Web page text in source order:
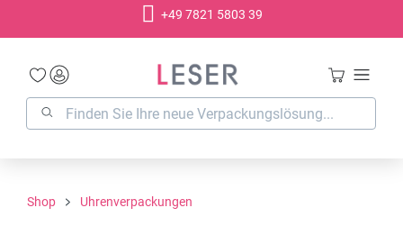
+49 7821 5803 39
Shop Uhrenverpackungen